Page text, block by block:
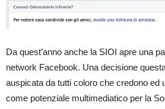
Da quest’anno anche la SIOI apre una
network Facebook. Una decisione
auspicata da tutti coloro che credono ed
come potenziale multimediatico per la